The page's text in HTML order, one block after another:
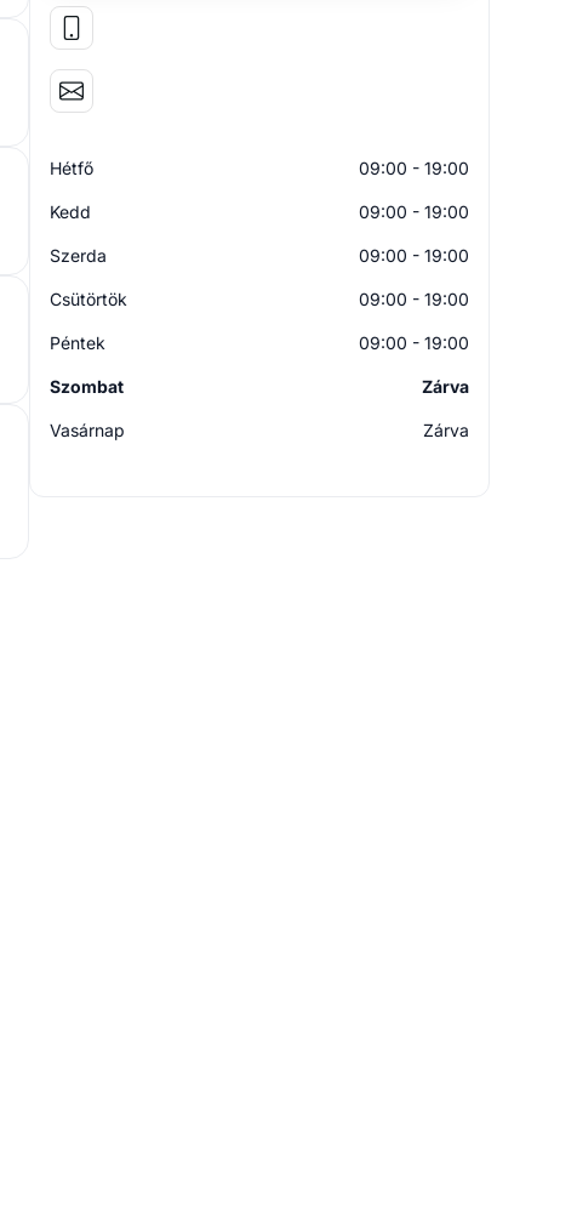
Hétfő 09:00 - 19:00
Kedd 09:00 - 19:00
Szerda 09:00 - 19:00
Csütörtök 09:00 - 19:00
Péntek 09:00 - 19:00
Szombat Zárva
Vasárnap Zárva